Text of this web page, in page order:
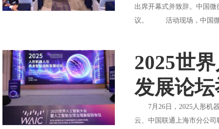
出席开幕式并致辞。中国
议。 活动现场，中国微
2025世
发展论
7月26日，2025人形机器
云、中国联通上海市分公